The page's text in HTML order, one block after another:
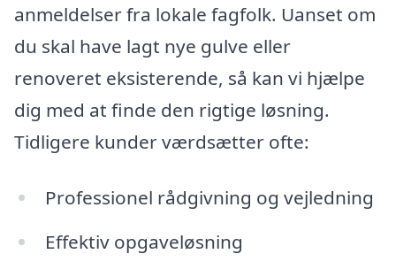
anmeldelser fra lokale fagfolk. Uanset om
du skal have lagt nye gulve eller
renoveret eksisterende, så kan vi hjælpe
dig med at finde den rigtige løsning.
Tidligere kunder værdsætter ofte:
Professionel rådgivning og vejledning
Effektiv opgaveløsning